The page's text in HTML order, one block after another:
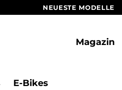
NEUESTE MODELLE
Magazin
E-Bikes